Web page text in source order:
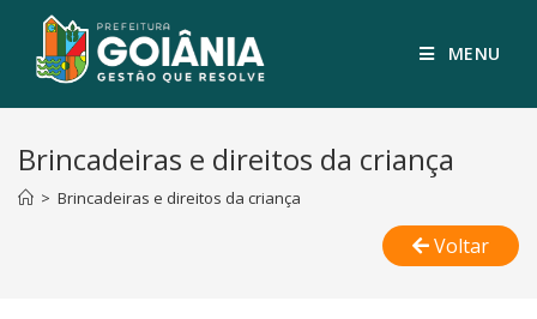
MENU
Brincadeiras e direitos da criança
> Brincadeiras e direitos da criança
Voltar